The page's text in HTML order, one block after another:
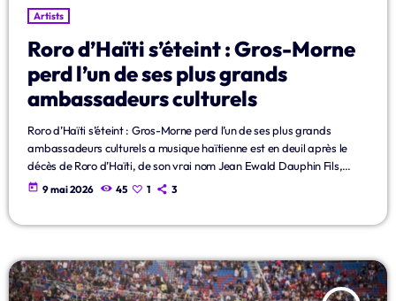
Artists
Roro d’Haïti s’éteint : Gros-Morne
perd l’un de ses plus grands
ambassadeurs culturels
Roro d’Haïti s’éteint : Gros-Morne perd l’un de ses plus grands
ambassadeurs culturels a musique haïtienne est en deuil après le
décès de Roro d’Haïti, de son vrai nom Jean Ewald Dauphin Fils,
figure emblématique de la culture populaire haïtienne et fier
today 9 mai 2026 45 1 3